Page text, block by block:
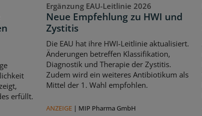
erfüllt.
Ergänzung EAU-Leitlinie 2026
Neue Empfehlung zu HWI und
Zystitis
Die EAU hat ihre HWI-Leitlinie aktualisiert.
Änderungen betreffen Klassifikation,
Diagnostik und Therapie der Zystitis.
Zudem wird ein weiteres Antibiotikum als
Mittel der 1. Wahl empfohlen.
ANZEIGE | MIP Pharma GmbH